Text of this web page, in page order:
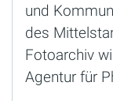
und
des
Fotoarchiv
Agentur für